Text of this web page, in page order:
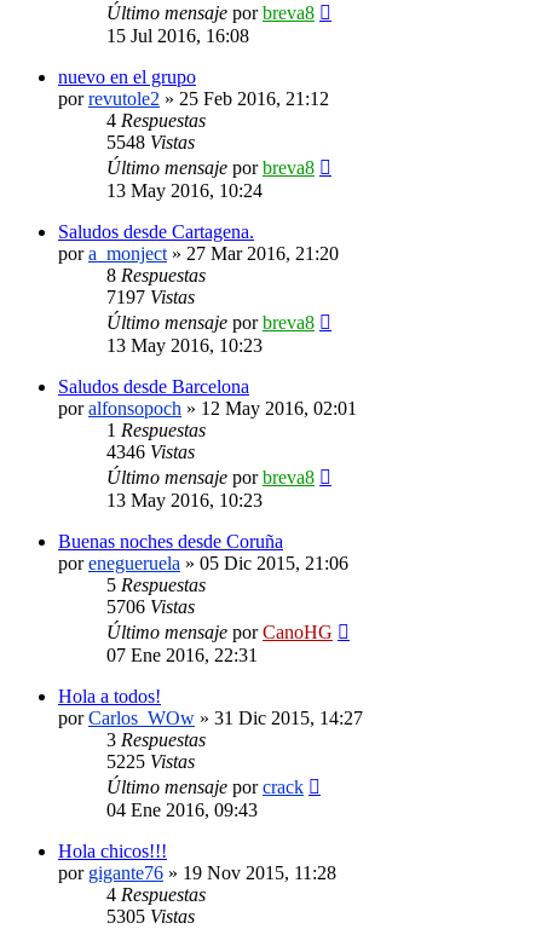
Último mensaje porbreva8
15 Jul 2016, 16:08
nuevo en el grupo
porrevutole2 » 25 Feb 2016, 21:12
4 Respuestas
5548 Vistas
Último mensaje porbreva8
13 May 2016, 10:24
Saludos desde Cartagena.
pora_monject » 27 Mar 2016, 21:20
8 Respuestas
7197 Vistas
Último mensaje porbreva8
13 May 2016, 10:23
Saludos desde Barcelona
poralfonsopoch » 12 May 2016, 02:01
1 Respuestas
4346 Vistas
Último mensaje porbreva8
13 May 2016, 10:23
Buenas noches desde Coruña
porenegueruela » 05 Dic 2015, 21:06
5 Respuestas
5706 Vistas
Último mensaje porCanoHG
07 Ene 2016, 22:31
Hola a todos!
porCarlos_WOw » 31 Dic 2015, 14:27
3 Respuestas
5225 Vistas
Último mensaje porcrack
04 Ene 2016, 09:43
Hola chicos!!!
por gigante76 » 19 Nov 2015, 11:28
4 Respuestas
5305 Vistas